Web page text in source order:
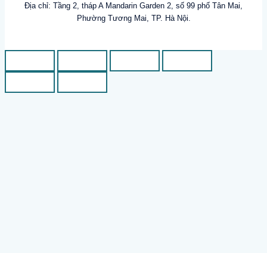
Địa chỉ: Tầng 2, tháp A Mandarin Garden 2, số 99 phố Tân Mai,
Phường Tương Mai, TP. Hà Nội.